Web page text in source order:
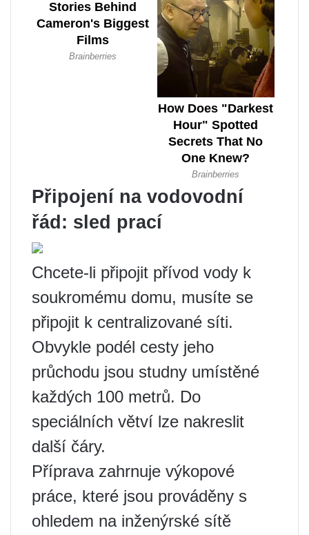
Připojení na vodovodní
řád: sled prací
Chcete-li připojit přívod vody k
soukromému domu, musíte se
připojit k centralizované síti.
Obvykle podél cesty jeho
průchodu jsou studny umístěné
každých 100 metrů. Do
speciálních větví lze nakreslit
další čáry.
Příprava zahrnuje výkopové
práce, které jsou prováděny s
ohledem na inženýrské sítě